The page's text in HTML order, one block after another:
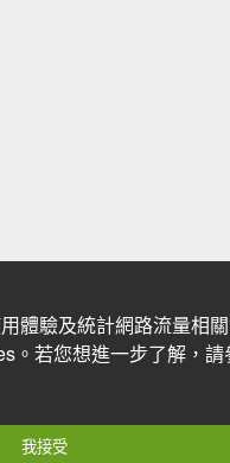
分享
體驗及統計網路流量相
。若您想進一步了解，
我接受